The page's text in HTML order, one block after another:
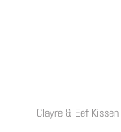
Clayre & Eef Kissen